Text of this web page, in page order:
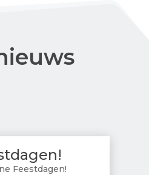
Feestdagen!